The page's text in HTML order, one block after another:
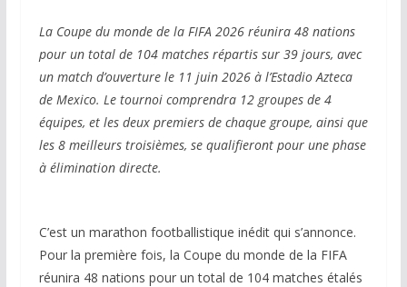
La Coupe du monde de la FIFA 2026 réunira 48 nations
pour un total de 104 matches répartis sur 39 jours, avec
un match d’ouverture le 11 juin 2026 à l’Estadio Azteca
de Mexico. Le tournoi comprendra 12 groupes de 4
équipes, et les deux premiers de chaque groupe, ainsi que
les 8 meilleurs troisièmes, se qualifieront pour une phase
à élimination directe.
C’est un marathon footballistique inédit qui s’annonce.
Pour la première fois, la Coupe du monde de la FIFA
réunira 48 nations pour un total de 104 matches étalés